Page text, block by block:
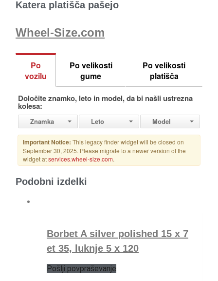
Katera platišča pašejo
Wheel-Size.com
Podobni izdelki
Borbet A silver polished 15 x 7
et 35, luknje 5 x 120
Pošlji povpraševanje